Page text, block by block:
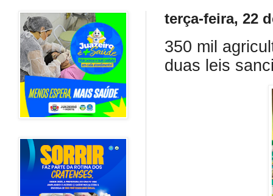
terça-feira, 22
350 mil
duas leis